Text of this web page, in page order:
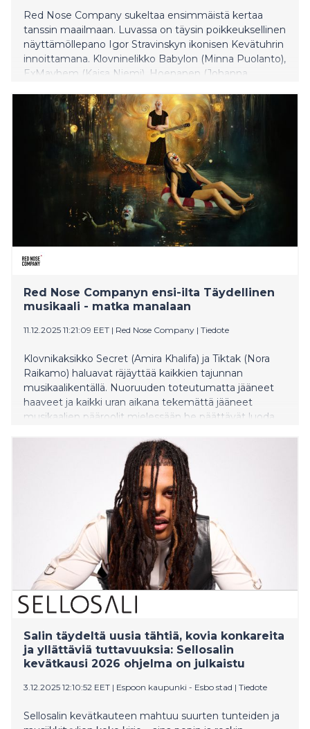
Red Nose Company sukeltaa ensimmäistä kertaa
tanssin maailmaan. Luvassa on täysin poikkeuksellinen
näyttämöllepano Igor Stravinskyn ikonisen Kevätuhrin
innoittamana. Klovninelikko Babylon (Minna Puolanto),
ExMayhem (Kaisa Niemi), Hoenanen (Johanna
koreografiansa Tommi Lindellin säveltämään
musiikkiin. Klovnit haluavat luoda yhteyden
kokemuksia voimistavan rituaalin, jossa ei uhrata enää
yhtäkään nuorta tyttöä. Esityksen ohjaa Niina Sillanpää.
Ensi-ilta Stoassa 9.4.2026.
Red Nose Companyn ensi-ilta Täydellinen
musikaali - matka manalaan
11.12.2025 11:21:09 EET | Red Nose Company | Tiedote
Klovnikaksikko Secret (Amira Khalifa) ja Tiktak (Nora
Raikamo) haluavat räjäyttää kaikkien tajunnan
musikaalikentällä. Nuoruuden toteutumatta jääneet
haaveet ja kaikki uran aikana tekemättä jääneet
musikaalien pääroolit mielessään he päättävät luoda
Pöyhönen) kanssa täydellisen musikaalin, jonka
säveltäminen on aina ollut Deltan suurin unelma. Ensi-
ilta Kanneltalossa 5.2.2026. Esityksen ohjaa Niina
Salin täydeltä uusia tähtiä, kovia konkareita
ja yllättäviä tuttavuuksia: Sellosalin
kevätkausi 2026 ohjelma on julkaistu
3.12.2025 12:10:52 EET | Espoon kaupunki - Esbo stad | Tiedote
Sellosalin kevätkauteen mahtuu suurten tunteiden ja